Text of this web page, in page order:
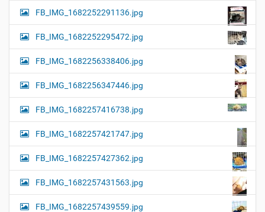
FB_IMG_1682252291136.jpg
FB_IMG_1682252295472.jpg
FB_IMG_1682256338406.jpg
FB_IMG_1682256347446.jpg
FB_IMG_1682257416738.jpg
FB_IMG_1682257421747.jpg
FB_IMG_1682257427362.jpg
FB_IMG_1682257431563.jpg
FB_IMG_1682257439559.jpg